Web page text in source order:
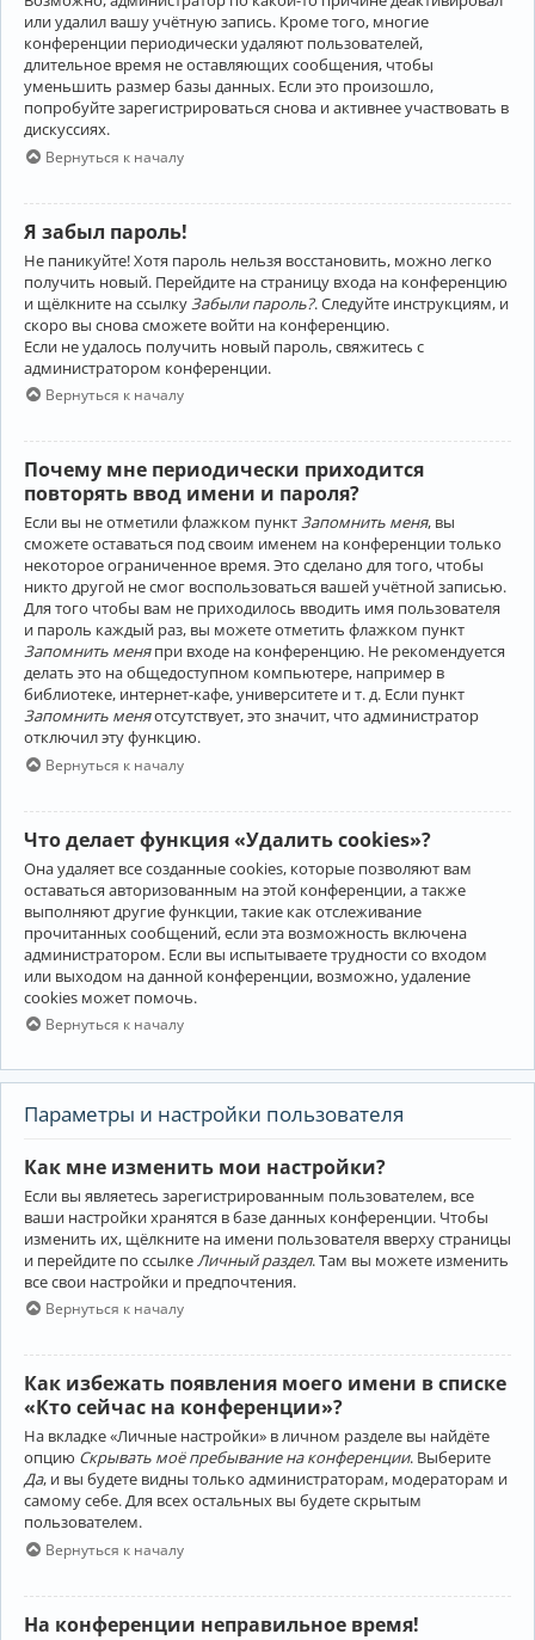
или удалил вашу учётную запись. Кроме того, многие
конференции периодически удаляют пользователей,
длительное время не оставляющих сообщения, чтобы
уменьшить размер базы данных. Если это произошло,
попробуйте зарегистрироваться снова и активнее участвовать в
дискуссиях.
Вернуться к началу
Я забыл пароль!
Не паникуйте! Хотя пароль нельзя восстановить, можно легко
получить новый. Перейдите на страницу входа на конференцию
и щёлкните на ссылку Забыли пароль?. Следуйте инструкциям, и
скоро вы снова сможете войти на конференцию.
Если не удалось получить новый пароль, свяжитесь с
администратором конференции.
Вернуться к началу
Почему мне периодически приходится
повторять ввод имени и пароля?
Если вы не отметили флажком пунктЗапомнить меня, вы
сможете оставаться под своим именем на конференции только
некоторое ограниченное время. Это сделано для того, чтобы
никто другой не смог воспользоваться вашей учётной записью.
Для того чтобы вам не приходилось вводить имя пользователя
и пароль каждый раз, вы можете отметить флажком пункт
Запомнить меняпри входе на конференцию. Не рекомендуется
делать это на общедоступном компьютере, например в
библиотеке, интернет-кафе, университете и т. д. Если пункт
Запомнить меняотсутствует, это значит, что администратор
отключил эту функцию.
Вернуться к началу
Что делает функция «Удалить cookies»?
Она удаляет все созданные cookies, которые позволяют вам
оставаться авторизованным на этой конференции, а также
выполняют другие функции, такие как отслеживание
прочитанных сообщений, если эта возможность включена
администратором. Если вы испытываете трудности со входом
или выходом на данной конференции, возможно, удаление
cookies может помочь.
Вернуться к началу
Параметры и настройки пользователя
Как мне изменить мои настройки?
Если вы являетесь зарегистрированным пользователем, все
ваши настройки хранятся в базе данных конференции. Чтобы
изменить их, щёлкните на имени пользователя вверху страницы
и перейдите по ссылке Личный раздел. Там вы можете изменить
все свои настройки и предпочтения.
Вернуться к началу
Как избежать появления моего имени в списке
«Кто сейчас на конференции»?
На вкладке «Личные настройки» в личном разделе вы найдёте
опцию Скрывать моё пребывание на конференции. Выберите
Да, и вы будете видны только администраторам, модераторам и
самому себе. Для всех остальных вы будете скрытым
пользователем.
Вернуться к началу
На конференции неправильное время!